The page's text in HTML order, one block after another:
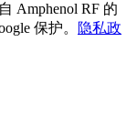
Amphenol RF 的
保护。
隐私政